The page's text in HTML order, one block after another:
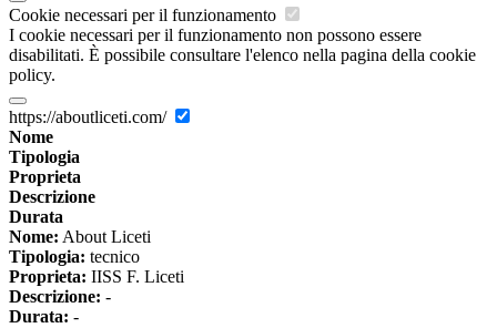
Cookie necessari per il funzionamento
I cookie necessari per il funzionamento non possono essere
disabilitati. È possibile consultare l'elenco nella pagina della cookie
policy.
https://aboutliceti.com/
Nome
Tipologia
Proprieta
Descrizione
Durata
Nome: About Liceti
Tipologia: tecnico
Proprieta: IISS F. Liceti
Descrizione: -
Durata: -